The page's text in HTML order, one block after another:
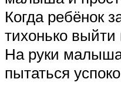
Когда ребёнок
тихонько выйти
На руки
пытаться